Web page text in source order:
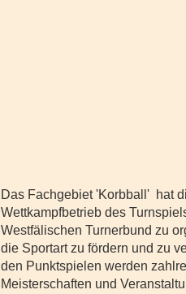
Das Fachgebiet 'Korbball' hat
Wettkampfbetrieb des
Westfälischen Turnerbund zu
die Sportart zu fördern und zu
den Punktspielen werden
Meisterschaften und